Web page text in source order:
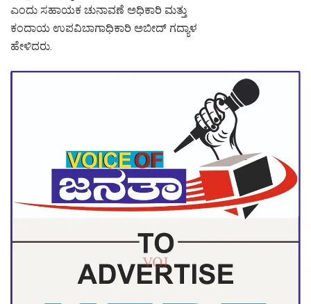
ಎಂದು ಸಹಾಯಕ ಚುನಾವಣೆ ಅಧಿಕಾರಿ ಮತ್ತು
ಕಂದಾಯ ಉಪವಿಬಾಗಾಧಿಕಾರಿ ಅಬೀದ್ ಗದ್ಯಾಳ
ಹೇಳಿದರು.